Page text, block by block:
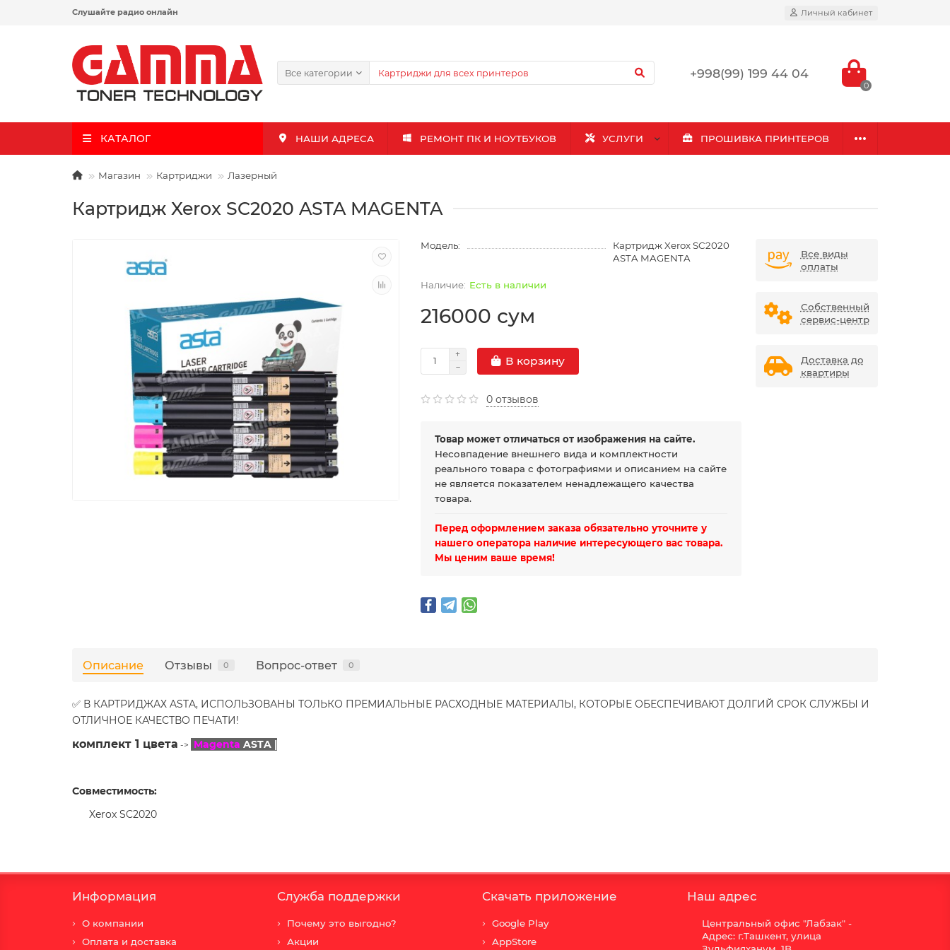
Слушайте радио онлайн Личный кабинет
Все категории +998(99) 199 44 04
0
КАТАЛОГ НАШИ АДРЕСА РЕМОНТ ПК И НОУТБУКОВ УСЛУГИ ПРОШИВКА ПРИНТЕРОВ
Магазин Картриджи Лазерный
Картридж Xerox SC2020 ASTA MAGENTA
Модель:
Картридж Xerox SC2020
ASTA MAGENTA
Есть в наличии
216000 сум
В корзину
0 отзывов
Товар может отличаться от изображения на сайте.
Несовпадение внешнего вида и комплектности
реального товара с фотографиями и описанием на сайте
не является показателем ненадлежащего качества
товара.
Перед оформлением заказа обязательно уточните у
нашего оператора наличие интересующего вас товара.
Мы ценим ваше время!
Все виды
оплаты
Собственный
сервис-центр
Доставка до
квартиры
Описание Отзывы 0 Вопрос-ответ 0
✅ В КАРТРИДЖАХ ASTA, ИСПОЛЬЗОВАНЫ ТОЛЬКО ПРЕМИАЛЬНЫЕ РАСХОДНЫЕ МАТЕРИАЛЫ, КОТОРЫЕ ОБЕСПЕЧИВАЮТ ДОЛГИЙ СРОК СЛУЖБЫ И
ОТЛИЧНОЕ КАЧЕСТВО ПЕЧАТИ!
комплект 1 цвета -> Magenta ASTA |
Совместимость:
Xerox SC2020
Информация
О компании
Оплата и доставка
Служба поддержки
Почему это выгодно?
Акции
Скачать приложение
Google Play
AppStore
Наш адрес
Центральный офис "Лабзак" -
Адрес: г.Ташкент, улица